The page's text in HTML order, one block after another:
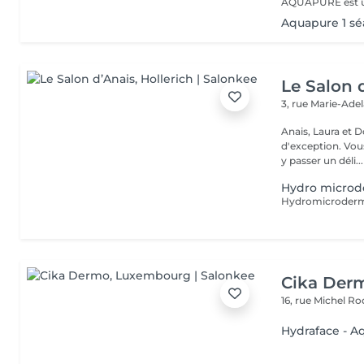
Aquapure 1
Le Salon
3, rue Marie-
Anais, Laura et
d'exception. Vous serez accueillis dans un cadre raffiné et feutré pour
y passer un déli...
Hydro
Cika
16, rue Michel
Hydraface -